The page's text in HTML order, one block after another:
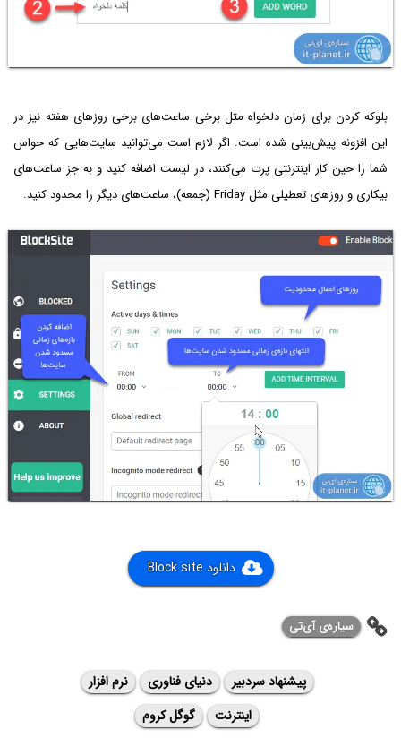
بلوکه کردن برای زمان دلخواه مثل برخی ساعت‌های برخی روزهای هفته نیز در
این افزونه پیش‌بینی شده است. اگر لازم است می‌توانید سایت‌هایی که حواس
شما را حین کار اینترنتی پرت می‌کنند، در لیست اضافه کنید و به جز ساعت‌های
بیکاری و روزهای تعطیلی مثل Friday (جمعه)، ساعت‌های دیگر را محدود کنید.
دانلود Block site
سیاره‌ی ‌آی‌تی
پیشنهاد سردبیر دنیای فناوری
نرم افزار
اینترنت
گوگل کروم